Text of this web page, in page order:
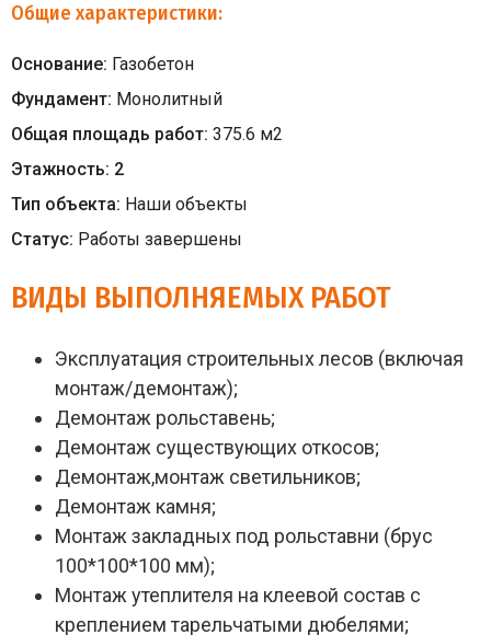
Общие характеристики:
Основание: Газобетон
Фундамент: Монолитный
Общая площадь работ: 375.6 м2
Этажность: 2
Тип объекта: Наши объекты
Статус: Работы завершены
ВИДЫ ВЫПОЛНЯЕМЫХ РАБОТ
Эксплуатация строительных лесов (включая
монтаж/демонтаж);
Демонтаж рольставень;
Демонтаж существующих откосов;
Демонтаж,монтаж светильников;
Демонтаж камня;
Монтаж закладных под рольставни (брус
100*100*100 мм);
Монтаж утеплителя на клеевой состав с
креплением тарельчатыми дюбелями;